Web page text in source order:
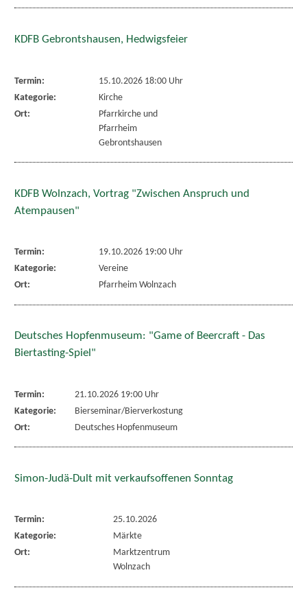
KDFB Gebrontshausen, Hedwigsfeier
Termin:
15.10.2026 18:00 Uhr
Kategorie:
Kirche
Ort:
Pfarrkirche und
Pfarrheim
Gebrontshausen
KDFB Wolnzach, Vortrag "Zwischen Anspruch und
Atempausen"
Termin:
19.10.2026 19:00 Uhr
Kategorie:
Vereine
Ort:
Pfarrheim Wolnzach
Deutsches Hopfenmuseum: "Game of Beercraft - Das
Biertasting-Spiel"
Termin:
21.10.2026 19:00 Uhr
Kategorie:
Bierseminar/Bierverkostung
Ort:
Deutsches Hopfenmuseum
Simon-Judä-Dult mit verkaufsoffenen Sonntag
Termin:
25.10.2026
Kategorie:
Märkte
Ort:
Marktzentrum
Wolnzach